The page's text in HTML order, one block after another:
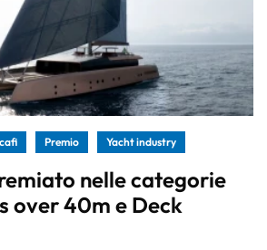
Premio Yacht industry
nelle categorie
over 40m e Deck